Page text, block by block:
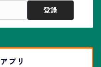
登録
プリ